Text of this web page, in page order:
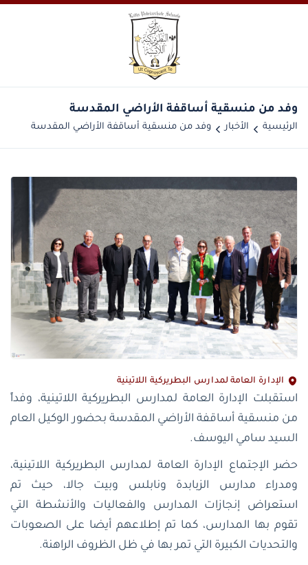
وفد من منسقية أساقفة الأراضي المقدسة
الرئيسية الأخبار وفد من منسقية أساقفة الأراضي المقدسة
الإدارة العامة لمدارس البطريركية اللاتينية
استقبلت الإدارة العامة لمدارس البطريركية اللاتينية، وفداً
من منسقية أساقفة الأراضي المقدسة بحضور الوكيل العام
السيد سامي اليوسف.
حضر الإجتماع الإدارة العامة لمدارس البطريركية اللاتينية،
ومدراء مدارس الزبابدة ونابلس وبيت جالا، حيث تم
استعراض إنجازات المدارس والفعاليات والأنشطة التي
تقوم بها المدارس، كما تم إطلاعهم أيضا على الصعوبات
والتحديات الكبيرة التي تمر بها في ظل الظروف الراهنة.